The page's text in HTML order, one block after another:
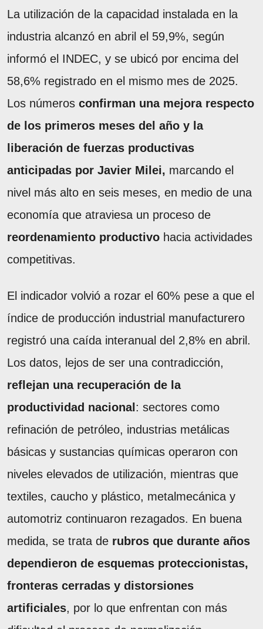
La utilización de la capacidad instalada en la
industria alcanzó en abril el 59,9%, según
informó el INDEC, y se ubicó por encima del
58,6% registrado en el mismo mes de 2025.
Los números confirman una mejora respecto
de los primeros meses del año y la
liberación de fuerzas productivas
anticipadas por Javier Milei, marcando el
nivel más alto en seis meses, en medio de una
economía que atraviesa un proceso de
reordenamiento productivo hacia actividades
competitivas.
El indicador volvió a rozar el 60% pese a que el
índice de producción industrial manufacturero
registró una caída interanual del 2,8% en abril.
Los datos, lejos de ser una contradicción,
reflejan una recuperación de la
productividad nacional : sectores como
refinación de petróleo, industrias metálicas
básicas y sustancias químicas operaron con
niveles elevados de utilización, mientras que
textiles, caucho y plástico, metalmecánica y
automotriz continuaron rezagados. En buena
medida, se trata de rubros que durante años
dependieron de esquemas proteccionistas,
fronteras cerradas y distorsiones
artificiales, por lo que enfrentan con más